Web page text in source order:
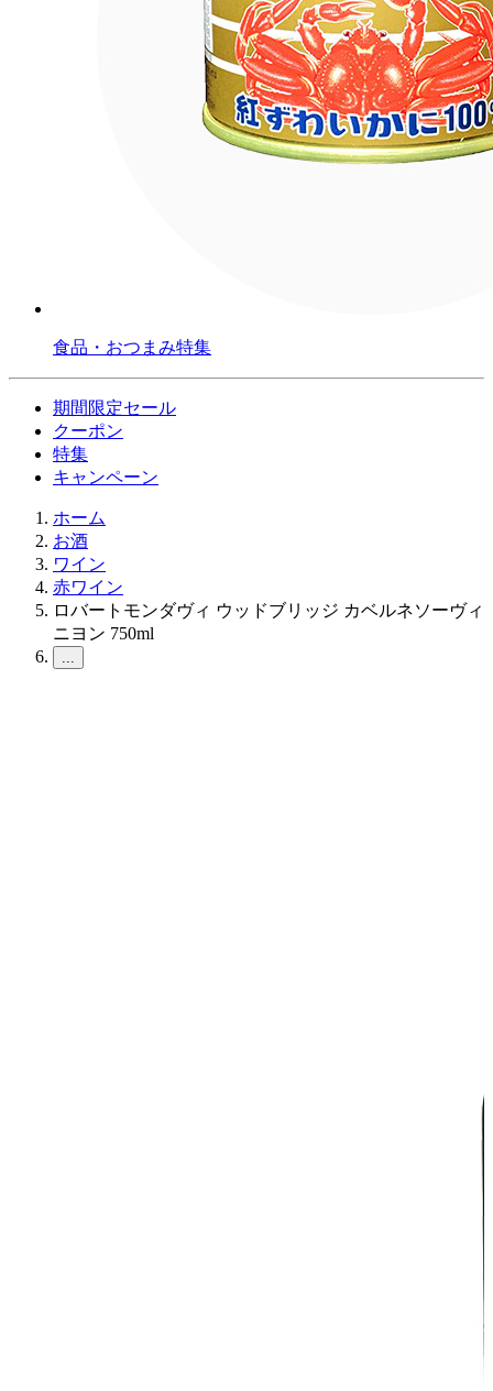
食品・おつまみ特集
期間限定セール
クーポン
特集
キャンペーン
ホーム
お酒
ワイン
赤ワイン
ロバートモンダヴィ ウッドブリッジ カベルネソーヴィ
ニヨン 750ml
...